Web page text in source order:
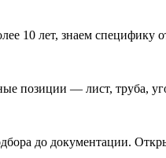
10 лет, знаем специфику
позиции — лист, труба,
до документации.